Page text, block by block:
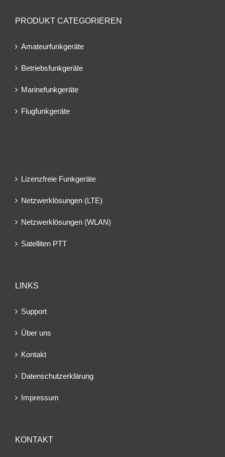
PRODUKT CATEGORIEREN
Amateurfunkgeräte
Betriebsfunkgeräte
Marinefunkgeräte
Flugfunkgeräte
Lizenzfreie Funkgeräte
Netzwerklösungen (LTE)
Netzwerklösungen (WLAN)
Satelliten PTT
LINKS
Support
Über uns
Kontakt
Datenschutzerklärung
Impressum
KONTAKT